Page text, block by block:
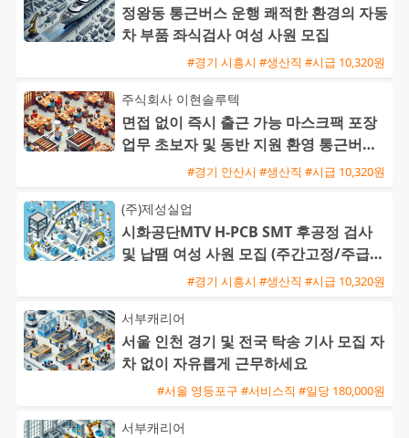
정왕동 통근버스 운행 쾌적한 환경의 자동
차 부품 좌식검사 여성 사원 모집
#경기 시흥시 #생산직 #시급 10,320원
주식회사 이현솔루텍
면접 없이 즉시 출근 가능 마스크팩 포장
업무 초보자 및 동반 지원 환영 통근버스
#경기 안산시 #생산직 #시급 10,320원
(주)제성실업
시화공단MTV H-PCB SMT 후공정 검사
및 납땜 여성 사원 모집 (주간고정/주급지
#경기 시흥시 #생산직 #시급 10,320원
서부캐리어
서울 인천 경기 및 전국 탁송 기사 모집 자
차 없이 자유롭게 근무하세요
#서울 영등포구 #서비스직 #일당 180,000원
서부캐리어